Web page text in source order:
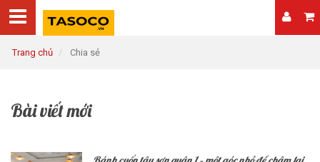
Trang chủ Chia sẻ
Bài viết mới